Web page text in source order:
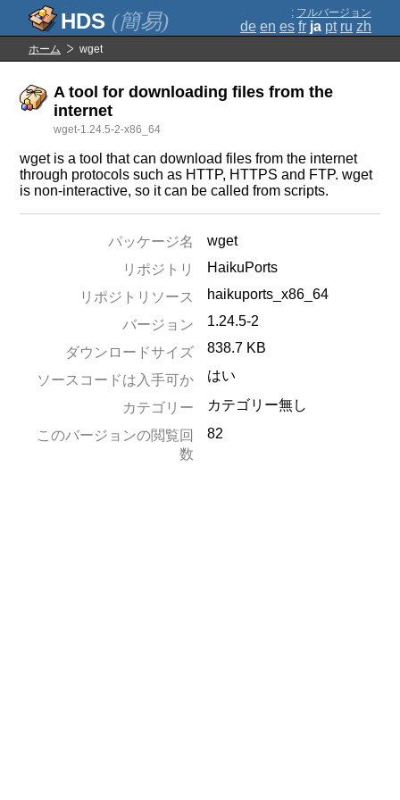
(簡易) ; フルバージョン
de en es fr ja pt ru zh
ホーム wget
A tool for downloading files from the
internet
wget-1.24.5-2-x86_64
wget is a tool that can download files from the internet
through protocols such as HTTP, HTTPS and FTP. wget
is non-interactive, so it can be called from scripts.
パッケージ名
wget
リポジトリ
HaikuPorts
リポジトリソース
haikuports_x86_64
バージョン
1.24.5-2
ダウンロードサイズ 838.7 KB
ソースコードは入手可か はい
カテゴリー
カテゴリー無し
このバージョンの閲覧回
数
82